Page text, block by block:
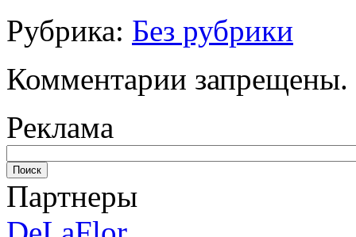
Рубрика: Без рубрики
Комментарии запрещены.
Реклама
Партнеры